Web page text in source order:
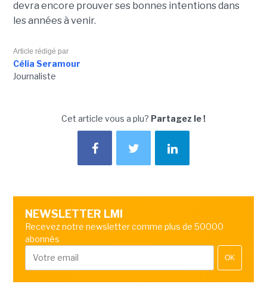
devra encore prouver ses bonnes intentions dans
les années à venir.
Article rédigé par
Célia Seramour
Journaliste
Cet article vous a plu? Partagez le !
NEWSLETTER LMI
Recevez notre newsletter comme plus de 50000
abonnés
OK